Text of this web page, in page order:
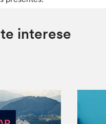
interese